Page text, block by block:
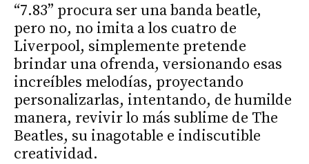
“7.83” procura ser una banda beatle,
pero no, no imita a los cuatro de
Liverpool, simplemente pretende
brindar una ofrenda, versionando esas
increíbles melodías, proyectando
personalizarlas, intentando, de humilde
manera, revivir lo más sublime de The
Beatles, su inagotable e indiscutible
creatividad.